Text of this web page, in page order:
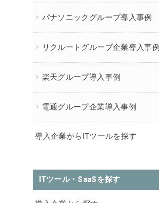
パナソニックグループ導入事例
リクルートグループ企業導入事例
楽天グループ導入事例
電通グループ企業導入事例
導入企業からITツールを探す
ITツール・SaaSを探す